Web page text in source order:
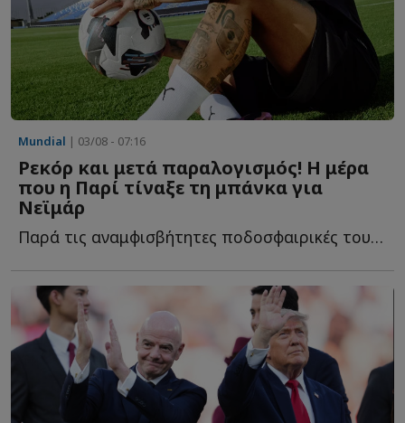
Mundial | 03/08 - 07:16
Ρεκόρ και μετά παραλογισμός! Η μέρα
που η Παρί τίναξε τη μπάνκα για
Νεϊμάρ
Παρά τις αναμφισβήτητες ποδοσφαιρικές του ικανότητες, η...